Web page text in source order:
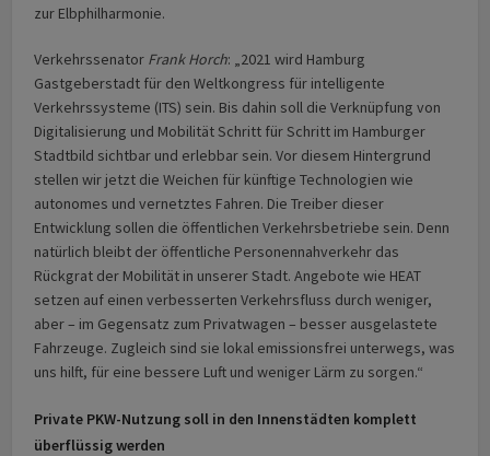
zur Elbphilharmonie.
Verkehrssenator Frank Horch: „2021 wird Hamburg
Gastgeberstadt für den Weltkongress für intelligente
Verkehrssysteme (ITS) sein. Bis dahin soll die Verknüpfung von
Digitalisierung und Mobilität Schritt für Schritt im Hamburger
Stadtbild sichtbar und erlebbar sein. Vor diesem Hintergrund
stellen wir jetzt die Weichen für künftige Technologien wie
autonomes und vernetztes Fahren. Die Treiber dieser
Entwicklung sollen die öffentlichen Verkehrsbetriebe sein. Denn
natürlich bleibt der öffentliche Personennahverkehr das
Rückgrat der Mobilität in unserer Stadt. Angebote wie HEAT
setzen auf einen verbesserten Verkehrsfluss durch weniger,
aber – im Gegensatz zum Privatwagen – besser ausgelastete
Fahrzeuge. Zugleich sind sie lokal emissionsfrei unterwegs, was
uns hilft, für eine bessere Luft und weniger Lärm zu sorgen.“
Private PKW-Nutzung soll in den Innenstädten komplett
überflüssig werden